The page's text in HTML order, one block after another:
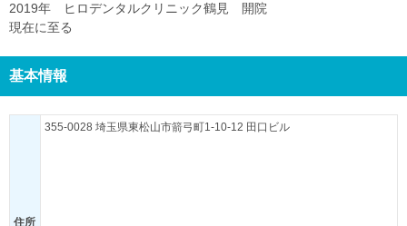
2019年 ヒロデンタルクリニック鶴見 開院
現在に至る
基本情報
住所
355-0028 埼玉県東松山市箭弓町1-10-12 田口ビル